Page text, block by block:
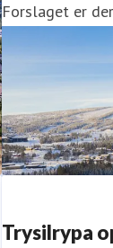
Forslaget er
Trysilrypa